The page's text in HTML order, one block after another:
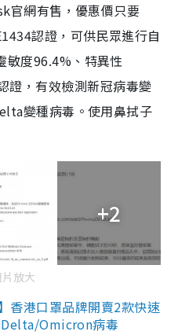
官網有售，優惠價只要
認證，可供民眾進行自
敏度96.4%、特異性
證，有效檢測新冠病毒變
變種病毒。使用鼻拭子
+2
放大
香港口罩品牌開賣2款快速
Delta/Omicron病毒